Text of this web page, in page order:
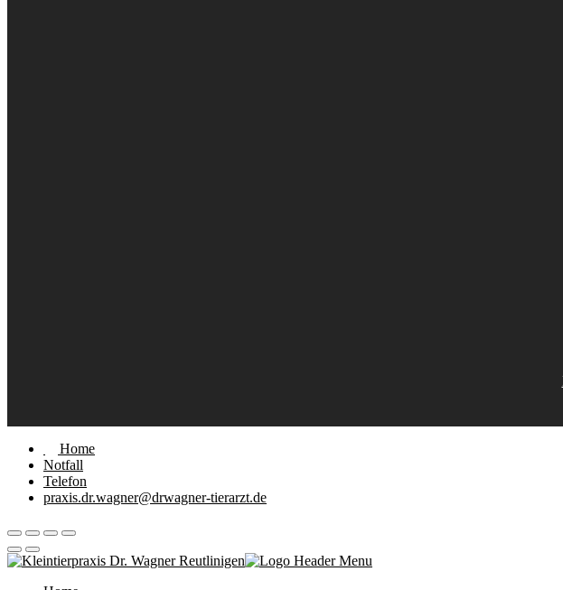
Home
Notfall
Telefon
praxis.dr.wagner@drwagner-tierarzt.de